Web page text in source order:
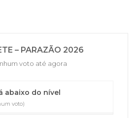
– PARAZÃO 2026
voto até agora
abaixo do nível
voto)